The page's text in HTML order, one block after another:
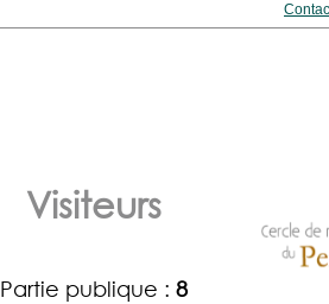
Visiteurs
Partie publique : 8